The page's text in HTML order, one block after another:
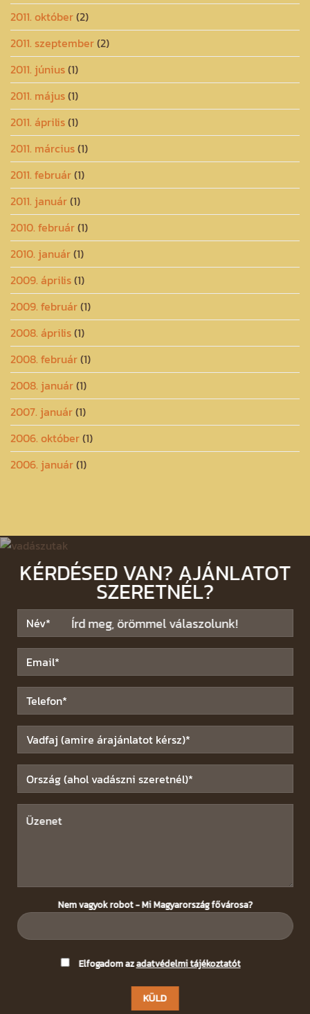
2011. október(2)
2011. szeptember(2)
2011. június(1)
2011. május(1)
2011. április(1)
2011. március(1)
2011. február(1)
2011. január(1)
2010. február(1)
2010. január(1)
2009. április(1)
2009. február(1)
2008. április(1)
2008. február(1)
2008. január(1)
2007. január(1)
2006. október(1)
2006. január(1)
KÉRDÉSED VAN? AJÁNLATOT
SZERETNÉL?
Írd meg, örömmel válaszolunk!
Nem vagyok robot - Mi Magyarország fővárosa?
Elfogadom azadatvédelmi tájékoztatót